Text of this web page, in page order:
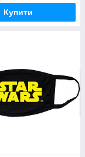
Купити